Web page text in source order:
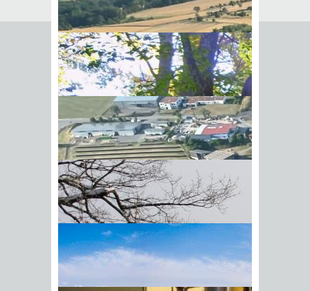
BIick vom Galgenberg auf
Hohenstadt
von A-Z
Hier erhalten Sie
verschiedene Vordrucke
und Formulare:
Leistungen
A
B C D E F G H I J K
L
M
N O P Q R S T U V
W
X
Y Z
Sperrmüll entsorgen
Jeder private Haushalt hat die
Möglichkeit, zweimal im Jahr die
Sperrmüllabfuhr bei Bedarf individuell
anzufordern oder den Sperrmüll mit
einer ausgefüllten Sperrmüllkarte zu
einem der Recyclinghöfe im Main-
Tauber-Kreis zu bringen.